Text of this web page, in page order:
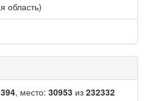
область)
, место: 30953 из 232332